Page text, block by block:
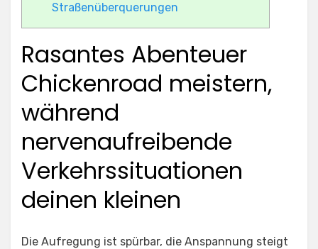
Straßenüberquerungen
Rasantes Abenteuer
Chickenroad meistern,
während
nervenaufreibende
Verkehrssituationen
deinen kleinen
Die Aufregung ist spürbar, die Anspannung steigt